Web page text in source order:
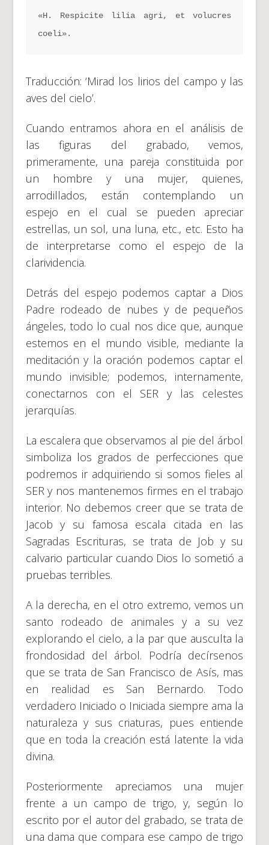
«H. Respicite lilia agri, et volucres
coeli».
Traducción: ‘Mirad los lirios del campo y las
aves del cielo’.
Cuando entramos ahora en el análisis de
las figuras del grabado, vemos,
primeramente, una pareja constituida por
un hombre y una mujer, quienes,
arrodillados, están contemplando un
espejo en el cual se pueden apreciar
estrellas, un sol, una luna, etc., etc. Esto ha
de interpretarse como el espejo de la
clarividencia.
Detrás del espejo podemos captar a Dios
Padre rodeado de nubes y de pequeños
ángeles, todo lo cual nos dice que, aunque
estemos en el mundo visible, mediante la
meditación y la oración podemos captar el
mundo invisible; podemos, internamente,
conectarnos con el SER y las celestes
jerarquías.
La escalera que observamos al pie del árbol
simboliza los grados de perfecciones que
podremos ir adquiriendo si somos fieles al
SER y nos mantenemos firmes en el trabajo
interior. No debemos creer que se trata de
Jacob y su famosa escala citada en las
Sagradas Escrituras, se trata de Job y su
calvario particular cuando Dios lo sometió a
pruebas terribles.
A la derecha, en el otro extremo, vemos un
santo rodeado de animales y a su vez
explorando el cielo, a la par que ausculta la
frondosidad del árbol. Podría decírsenos
que se trata de San Francisco de Asís, mas
en realidad es San Bernardo. Todo
verdadero Iniciado o Iniciada siempre ama la
naturaleza y sus criaturas, pues entiende
que en toda la creación está latente la vida
divina.
Posteriormente apreciamos una mujer
frente a un campo de trigo, y, según lo
escrito por el autor del grabado, se trata de
una dama que compara ese campo de trigo